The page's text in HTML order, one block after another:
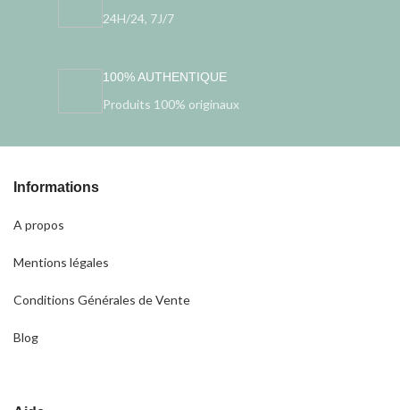
24H/24, 7J/7
100% AUTHENTIQUE
Produits 100% originaux
Informations
A propos
Mentions légales
Conditions Générales de Vente
Blog